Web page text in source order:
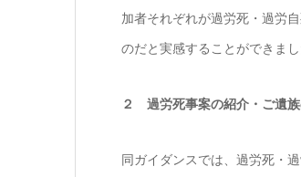
加者それぞれが過労死・過労
のだと実感することができまし
２ 過労死事案の紹介・ご遺
同ガイダンスでは、過労死・